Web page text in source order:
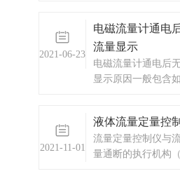
2021-06-23
电磁流量计通电
流量显示
电磁流量计通电后
显示原因一般包含
场有强干扰4)、流
合理5)、安装不正
质6)、传感器装在
2021-11-01
液体流量定量控
流量定量控制仪与
量通断的执行机构